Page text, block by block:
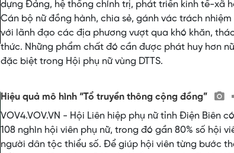
dựng Đảng, hệ thống chính trị, phát triển kinh tế-xã
Cán bộ nữ đồng hành, chia sẻ, gánh vác trách nhiệm
với lãnh đạo các địa phương vượt qua khó khăn,
thức. Những phẩm chất đó cần được phát huy hơn
đặc biệt trong Hội phụ nữ vùng DTTS.
Hiệu quả mô hình “Tổ truyền thông cộng đồng”
VOV4.VOV.VN - Hội Liên hiệp phụ nữ tỉnh Điện Biên
108 nghìn hội viên phụ nữ, trong đó gần 80% số hội
người dân tộc thiểu số. Để giúp hội viên từng bước